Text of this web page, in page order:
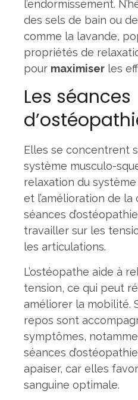
l’endormissement.
des sels de bain ou
comme la lavande,
propriétés de
pour maximiser les
Les séances
Elles se concentrent
système musculo-
relaxation du
et l’amélioration de la
séances
travailler sur les
les articulations.
L’ostéopathe aide à
tension, ce qui peut
améliorer la mobilité.
repos sont
symptômes,
séances
apaiser, car elles
sanguine optimale.